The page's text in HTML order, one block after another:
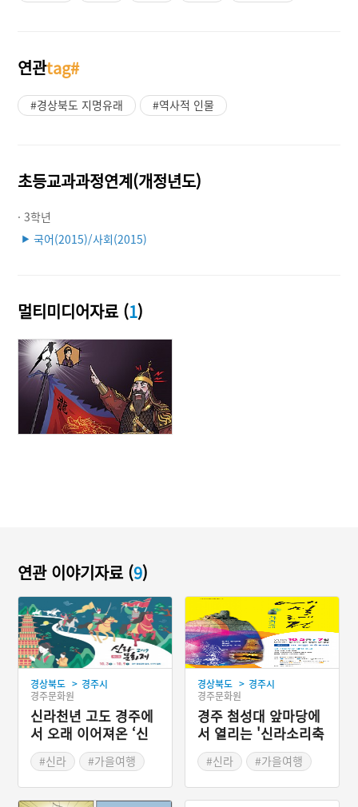
연관tag#
#경상북도 지명유래 #역사적 인물
초등교과과정연계(개정년도)
· 3학년
▶ 국어(2015)/사회(2015)
멀티미디어자료 (1)
연관 이야기자료 (9)
경상북도 > 경주시
경주문화원
신라천년 고도 경주에
서 오래 이어져온 ‘신
라문화제’
#신라
#가을여행
경상북도 > 경주시
경주문화원
경주 첨성대 앞마당에
서 열리는 '신라소리축
제 에밀레전'
#신라
#가을여행